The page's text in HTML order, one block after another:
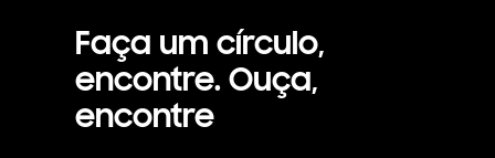
Faça um círculo,
encontre. Ouça,
encontre